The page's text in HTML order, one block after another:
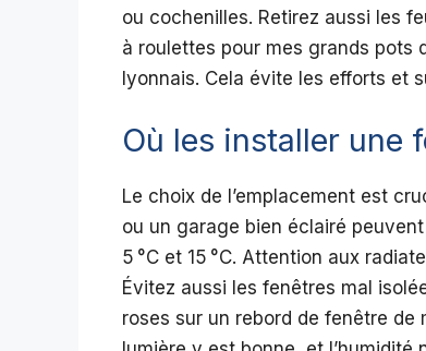
ou cochenilles. Retirez aussi les
à roulettes pour mes grands pots
lyonnais. Cela évite les efforts et
Où les installer une
Le choix de l’emplacement est
ou un garage bien éclairé
5 °C et 15 °C. Attention aux
Évitez aussi les fenêtres mal
roses sur un rebord de fenêtre de